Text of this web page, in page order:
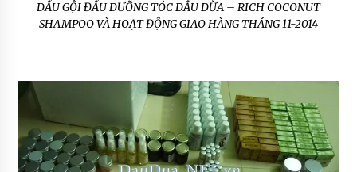
DẦU GỘI ĐẦU DƯỠNG TÓC DẦU DỪA – RICH COCONUT
SHAMPOO VÀ HOẠT ĐỘNG GIAO HÀNG THÁNG 11-2014